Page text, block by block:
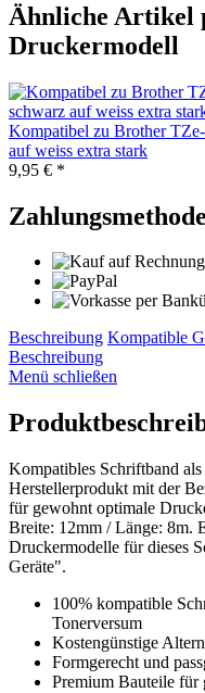
Ähnliche Artikel
Druckermodell
Kompatibel zu Brother
auf weiss extra stark
9,95 € *
Beschreibung Kompatible
Beschreibung
Menü schließen
Kompatibles Schriftband
Herstellerprodukt mit der
für gewohnt optimale
Breite: 12mm / Länge: 8m.
Druckermodelle für dieses
Geräte".
100% kompatible
Tonerversum
Kostengünstige
Formgerecht und
Premium Bauteile für